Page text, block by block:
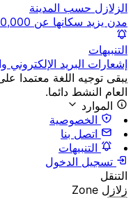
الزلازل حسب المدينة
مدن يزيد سكانها عن 20,000 نسمة مع إحصاءات الزلازل القريبة.
التنبيهات
إشعارات البريد الإلكتروني
يبقى توجيه اللغة معتمدا
العام النشط دائما.
الموارد
الخصوصية
اتصل بنا
التنبيهات
تسجيل الدخول
التنقل
زلازل Zone